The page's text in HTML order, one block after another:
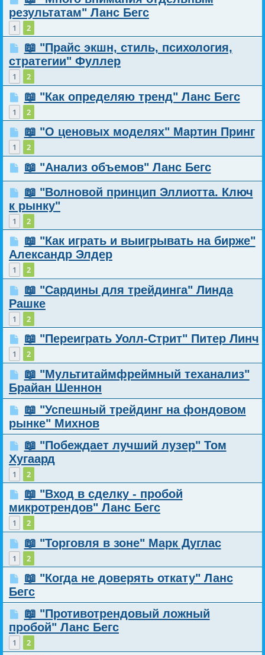
результатам" Ланс Бегс
1 2
📖 "Прайс экшн, стиль, психология,
стратегии" Фуллер
1 2
📖 "Как определяю тренд" Ланс Бегс
1 2
📖 "О ценовых моделях" Мартин Принг
1 2
📖 "Анализ объемов" Ланс Бегс
📖 "Волновой принцип Эллиотта. Ключ
к рынку"
1 2
📖 "Как играть и выигрывать на бирже"
Александр Элдер
1 2
📖 "Сардины для трейдинга" Линда
Рашке
1 2
📖 "Переиграть Уолл-Стрит" Питер Линч
1 2
📖 "Мультитаймфреймный теханализ"
Брайан Шеннон
📖 "Успешный трейдинг на фондовом
рынке" Михнов
📖 "Побеждает лучший лузер" Том
Хугаард
1 2
📖 "Вход в сделку - пробой
микротрендов" Ланс Бегс
1 2
📖 "Торговля в зоне" Марк Дуглас
1 2
📖 "Когда не доверять откату" Ланс
Бегс
📖 "Противотрендовый ложный
пробой" Ланс Бегс
1 2